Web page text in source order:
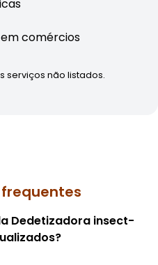
comércios
serviços não listados.
Dedetizadora insect-